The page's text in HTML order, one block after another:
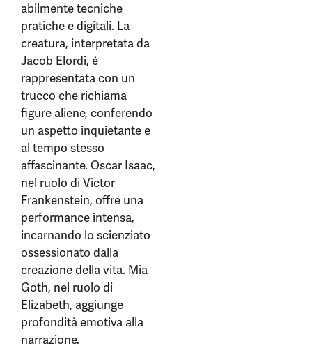
abilmente tecniche
pratiche e digitali. La
creatura, interpretata da
Jacob Elordi, è
rappresentata con un
trucco che richiama
figure aliene, conferendo
un aspetto inquietante e
al tempo stesso
affascinante. Oscar Isaac,
nel ruolo di Victor
Frankenstein, offre una
performance intensa,
incarnando lo scienziato
ossessionato dalla
creazione della vita. Mia
Goth, nel ruolo di
Elizabeth, aggiunge
profondità emotiva alla
narrazione.